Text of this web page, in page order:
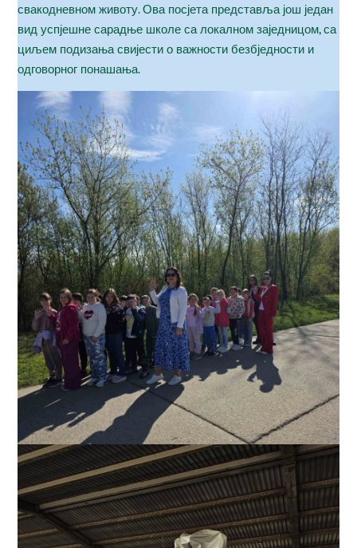
свакодневном животу. Ова посјета представља још један
вид успјешне сарадње школе са локалном заједницом, са
циљем подизања свијести о важности безбједности и
одговорног понашања.